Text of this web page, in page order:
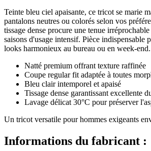
Teinte bleu ciel apaisante, ce tricot se marie
pantalons neutres ou colorés selon vos
tissage dense procure une tenue
saisons d'usage intensif. Pièce indispensable
looks harmonieux au bureau ou en week-end.
Natté premium offrant texture raffinée
Coupe regular fit adaptée à toutes
Bleu clair intemporel et apaisé
Tissage dense garantissant excellente
Lavage délicat 30°C pour préserver
Un tricot versatile pour hommes exigeants
Informations du fabricant :